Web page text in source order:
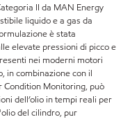
II da MAN Energy
liquido e a gas da
è stata
elevate pressioni di picco e
nei moderni motori
in combinazione con il
Condition Monitoring, può
dell’olio in tempi reali per
del cilindro, pur